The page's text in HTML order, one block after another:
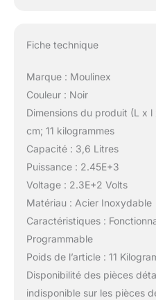
Fiche technique
Marque : Moulinex
Couleur : Noir
Dimensions du produit (L x
cm; 11 kilogrammes
Capacité : 3,6 Litres
Puissance : 2.45E+3
Voltage : 2.3E+2 Volts
Matériau : Acier Inoxydable
Caractéristiques :
Programmable
Poids de l’article : 11
Disponibilité des pièces
indisponible sur les pièces